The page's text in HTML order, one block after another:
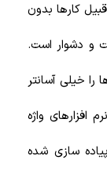
کارها بدون
و دشوار است.
را خیلی آسانتر
واژه
سازی شده